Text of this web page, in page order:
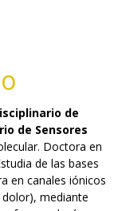
de
de Sensores
Doctora en
de las bases
en canales iónicos
mediante